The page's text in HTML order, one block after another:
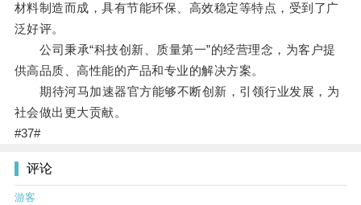
材料制造而成，具有节能环保、高效稳定等特点，受到了广
泛好评。
公司秉承“科技创新、质量第一”的经营理念，为客户提
供高品质、高性能的产品和专业的解决方案。
期待河马加速器官方能够不断创新，引领行业发展，为
社会做出更大贡献。
#37#
评论
游客